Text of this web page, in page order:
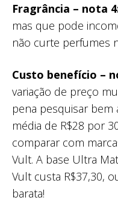
Fragrância – nota
mas que pode
não curte perfumes
Custo benefício –
variação de preço
pena pesquisar bem
média de R$28 por
comparar com
Vult. A base Ultra
Vult custa R$37,30,
barata!